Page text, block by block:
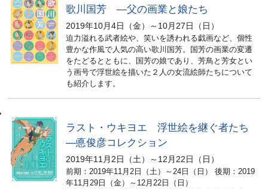
歌川国芳 ―父の画業と娘たち
2019年10月4日（金）～10月27日（日）
迫力溢れる武者絵や、笑いを誘われる戯画など、個性
豊かな作風で人気の高い歌川国芳。国芳の画業の変遷
をたどるとともに、国芳の娘であり、芳鳥と芳女とい
う画号で浮世絵を描いた２人の女流絵師たちについて
も紹介します。
ラスト・ウキヨエ 浮世絵を継ぐ者たち
―悳俊彦コレクション
2019年11月2日（土）～12月22日（日）
前期：2019年11月2日（土）～24日（日） 後期：2019
年11月29日（金）～12月22日（日）